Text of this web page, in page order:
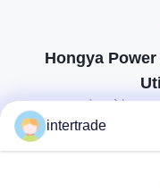
Hongya
προσαρμοσμένες λύσεις
intertrade